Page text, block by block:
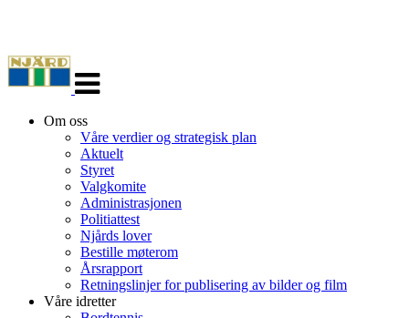
navigasjon
Om oss
Våre verdier og strategisk plan
Aktuelt
Styret
Valgkomite
Administrasjonen
Politiattest
Njårds lover
Bestille møterom
Årsrapport
Retningslinjer for publisering av bilder og film
Våre idretter